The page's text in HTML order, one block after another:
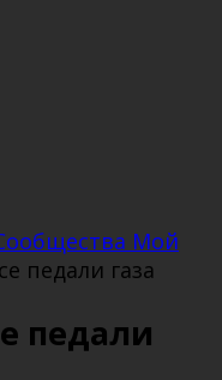
Мой
педали газа
педали